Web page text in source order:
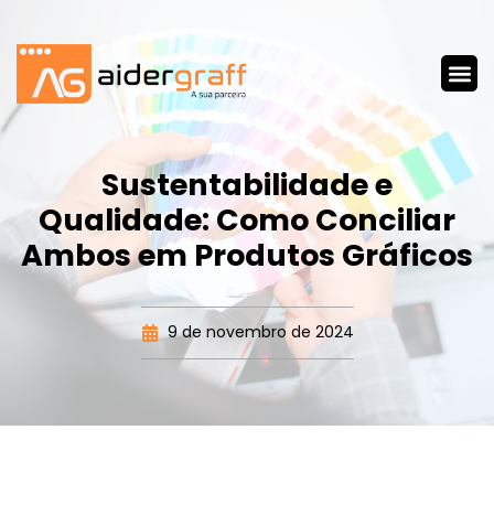
Sustentabilidade e
Qualidade: Como Conciliar
Ambos em Produtos Gráficos
9 de novembro de 2024